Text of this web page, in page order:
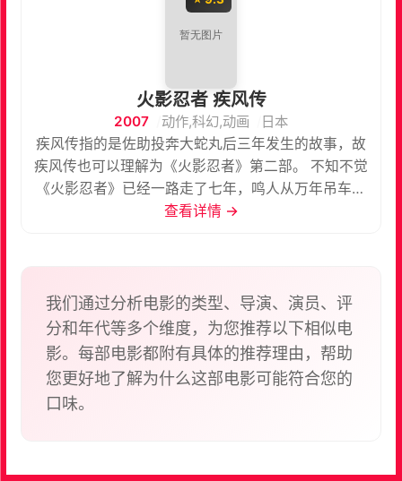
火影忍者 疾风传
2007 动作,科幻,动画
日本
疾风传指的是佐助投奔大蛇丸后三年发生的故事，故
疾风传也可以理解为《火影忍者》第二部。 不知不觉
《火影忍者》已经一路走了七年，鸣人从万年吊车尾
的倒霉蛋慢慢地成长为能独当一面的忍者。从莽撞单
成长着。撒花庆贺的同时好消息自然不能少！2007早
春火影动画也回归漫画突入第二章，冗长乏味的TV动
画，终于顺应民意走回“正途”。
查看详情 →
我们通过分析电影的类型、导演、演员、评
分和年代等多个维度，为您推荐以下相似电
影。每部电影都附有具体的推荐理由，帮助
您更好地了解为什么这部电影可能符合您的
口味。